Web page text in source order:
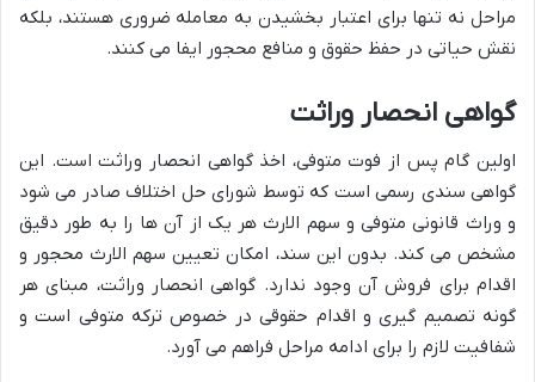
مراحل نه تنها برای اعتبار بخشیدن به معامله ضروری هستند، بلکه
نقش حیاتی در حفظ حقوق و منافع محجور ایفا می کنند.
گواهی انحصار وراثت
اولین گام پس از فوت متوفی، اخذ گواهی انحصار وراثت است. این
گواهی سندی رسمی است که توسط شورای حل اختلاف صادر می شود
و وراث قانونی متوفی و سهم الارث هر یک از آن ها را به طور دقیق
مشخص می کند. بدون این سند، امکان تعیین سهم الارث محجور و
اقدام برای فروش آن وجود ندارد. گواهی انحصار وراثت، مبنای هر
گونه تصمیم گیری و اقدام حقوقی در خصوص ترکه متوفی است و
شفافیت لازم را برای ادامه مراحل فراهم می آورد.